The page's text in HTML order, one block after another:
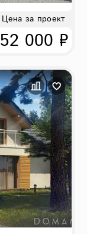
Цена за проект
52 000 ₽